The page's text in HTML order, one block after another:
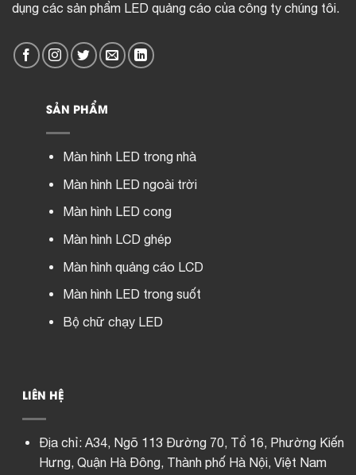
dụng các sản phẩm LED quảng cáo của công ty chúng tôi.
SẢN PHẨM
Màn hình LED trong nhà
Màn hình LED ngoài trời
Màn hình LED cong
Màn hình LCD ghép
Màn hình quảng cáo LCD
Màn hình LED trong suốt
Bộ chữ chạy LED
LIÊN HỆ
Địa chỉ: A34, Ngõ 113 Đường 70, Tổ 16, Phường Kiến
Hưng, Quận Hà Đông, Thành phố Hà Nội, Việt Nam